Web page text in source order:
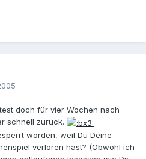
doch für vier Wochen nach
schnell zurück.
worden, weil Du Deine
verloren hast? (Obwohl ich